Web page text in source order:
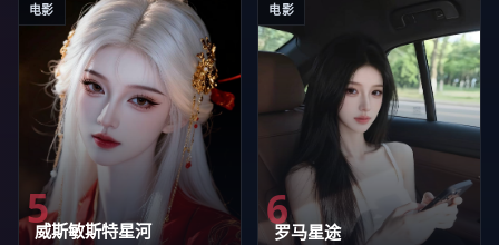
5
电影
威斯敏斯特星河 6
电影
罗马星途